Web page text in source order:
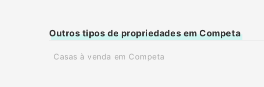
Outros tipos de propriedades em Competa
Casas à venda em Competa